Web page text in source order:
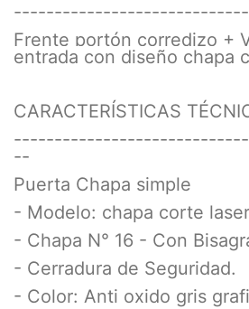
Frente portón corredizo +
entrada con diseño chapa
CARACTERÍSTICAS
--
Puerta Chapa simple
- Modelo: chapa corte
- Chapa N° 16 - Con
- Cerradura de Seguridad.
- Color: Anti oxido gris